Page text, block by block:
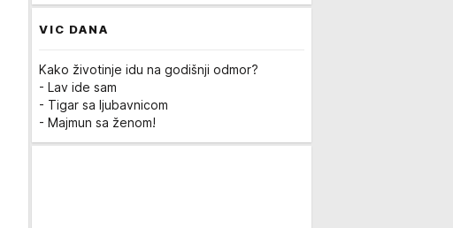
VIC DANA
Kako životinje idu na godišnji odmor?
- Lav ide sam
- Tigar sa ljubavnicom
- Majmun sa ženom!